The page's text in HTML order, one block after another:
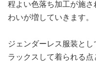
程よい色落ち加工が施
わいが増していきます。
ジェンダーレス服装と
ラックスして着られる